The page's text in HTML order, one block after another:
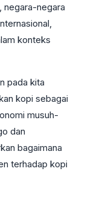
negara-negara
konteks
pada kita
kopi sebagai
musuh-
dan
bagaimana
terhadap kopi